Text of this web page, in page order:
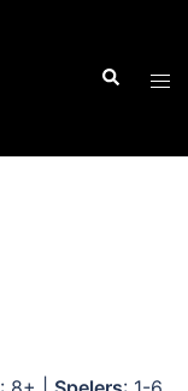
Zoeken